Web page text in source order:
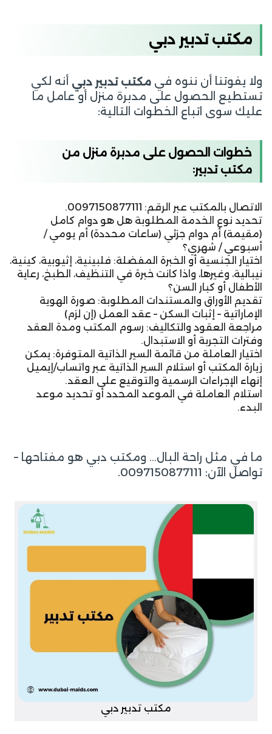
مكتب تدبير دبي
ولا يفوتنا أن ننوه في مكتب تدبير دبي أنه لكي
تستطيع الحصول على مدبرة منزل أو عامل ما
عليك سوى اتباع الخطوات التالية:
خطوات الحصول على مدبرة منزل من
مكتب تدبير:
الاتصال بالمكتب عبر الرقم: 0097150877111.
تحديد نوع الخدمة المطلوبة هل هو دوام كامل
(مقيمة) أم دوام جزئي (ساعات محددة) أم يومي /
أسبوعي / شهري؟
اختيار الجنسية أو الخبرة المفضلة: فلبينية، إثيوبية، كينية،
نيبالية، وغيرها، واذا كانت خبرة في التنظيف، الطبخ، رعاية
الأطفال أو كبار السن؟
تقديم الأوراق والمستندات المطلوبة: صورة الهوية
الإماراتية – إثبات السكن – عقد العمل (إن لزم)
مراجعة العقود والتكاليف: رسوم المكتب ومدة العقد
وفترات التجربة أو الاستبدال.
اختيار العاملة من قائمة السير الذاتية المتوفرة: يمكن
زيارة المكتب أو استلام السير الذاتية عبر واتساب/إيميل
إنهاء الإجراءات الرسمية والتوقيع على العقد.
استلام العاملة في الموعد المحدد أو تحديد موعد
البدء.
ما في مثل راحة البال… ومكتب دبي هو مفتاحها –
تواصل الآن: 0097150877111.
مكتب تدبير دبي